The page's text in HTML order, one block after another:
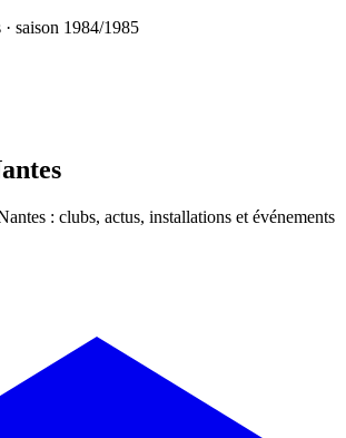
· saison 1984/1985
: clubs, actus, installations et événements